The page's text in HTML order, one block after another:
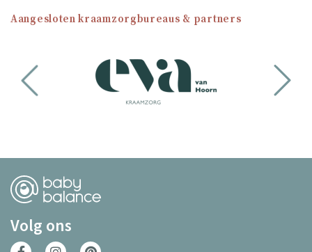
Aangesloten kraamzorgbureaus & partners
Volg ons